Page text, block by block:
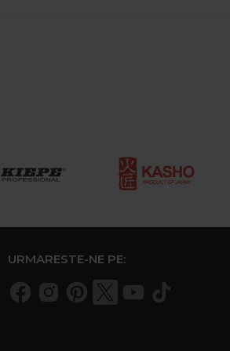
URMARESTE-NE PE: